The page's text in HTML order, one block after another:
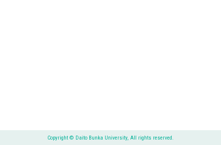
Copyright © Daito Bunka University, All rights reserved.